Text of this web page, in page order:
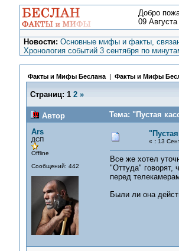
Добро
09
Новости: Основные мифы и факты,
Хронология событий 3 сентября по
Факты и Мифы Беслана| Факты и Мифы
Страниц: 1 2 »
Автор
Тема: "Пустая
Ars
ДСП
Offline
Сообщений: 442
« :13
Все же хотел
"Оттуда" говорят,
перед
Были ли она